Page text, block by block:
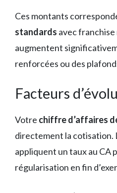
Ces montants
standards avec
augmentent
renforcées ou des
Facteurs
Votre chiffre d’affaires
directement la cotisation.
appliquent un taux au CA
régularisation en fin